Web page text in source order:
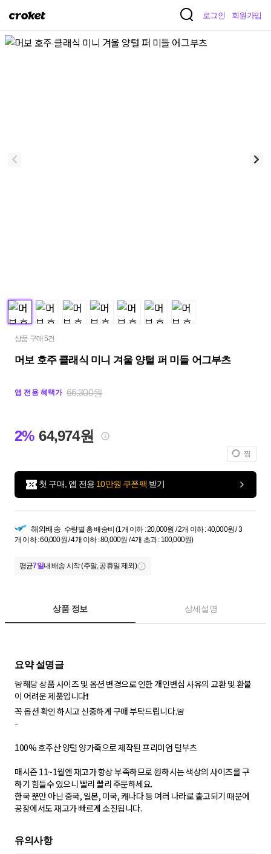
크
켓
로그인 회원가입
상품 구매 5건
머보 호주 클래식 미니 겨울 양털 퍼 미들 어그부츠
앱 전용 혜택가 66,300원
2% 64,974원
찜
첫 구매, 앱 전용 10만원 쿠폰팩 받기
해외배송 수량별 총 배송비 (1개 이하 : 20,000원 / 2개 이하 : 40,000원 / 3
개 이하 : 60,000원 / 4개 이하 : 80,000원 / 4개 초과 : 100,000원)
평균7일내 배송 시작 (주말, 공휴일 제외)
상품 정보 상세설명
요약 설명글
🚨해당 상품 사이즈 및 옵션 변경으로 인한 개인변심 사유의 교환 및 환불
이 어려운 제품입니다❗
꼭 옵션 확인 하시고 신중하게 구매 부탁드립니다.🚨
-
100% 호주산 양털 양가죽으로 제작된 프리미엄 털부츠
매시즌 11~1월엔 재고가 항상 부족하므로 원하시는 색상의 사이즈를 구
하기 힘들수 있으니 빨리 빨리 주문하세요.
한국 뿐만 아닌 중국, 일본, 미국, 캐나다 등 여러 나라로 출고되기 때문에
공장에서도 재고가 빠르게 소진됩니다.
유의사항